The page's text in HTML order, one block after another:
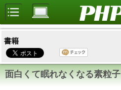
書籍
面白くて眠れなくなる素粒子